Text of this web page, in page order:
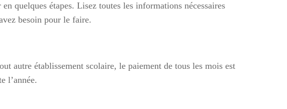
quelques étapes. Lisez toutes les informations nécessaires
besoin pour le faire.
autre établissement scolaire, le paiement de tous les mois est
l’année.